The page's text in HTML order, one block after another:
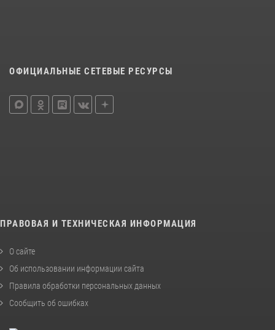
ОФИЦИАЛЬНЫЕ СЕТЕВЫЕ РЕСУРСЫ
ПРАВОВАЯ И ТЕХНИЧЕСКАЯ ИНФОРМАЦИЯ
О сайте
Об использовании информации сайта
Правила обработки персональных данных
Сообщить об ошибках